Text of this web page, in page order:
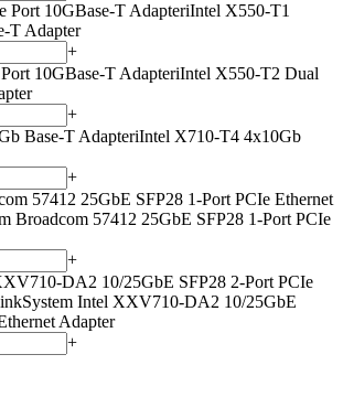
Port 10GBase-T AdapteriIntel X550-T1
T Adapter
+
10GBase-T AdapteriIntel X550-T2 Dual
+
Base-T AdapteriIntel X710-T4 4x10Gb
+
57412 25GbE SFP28 1-Port PCIe Ethernet
Broadcom 57412 25GbE SFP28 1-Port PCIe
+
DA2 10/25GbE SFP28 2-Port PCIe
Intel XXV710-DA2 10/25GbE
Adapter
+